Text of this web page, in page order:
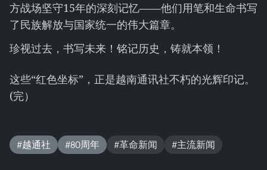
方战场坚守15年的深刻记忆——他们用笔和生命书写
了民族解放与国家统一的伟大篇章。
珍视过去，书写未来！铭记历史，铸就本领！
这些“红色坐标”，正是越南通讯社不朽的光辉印记。
(完）
#越通社 #80周年 #革命新闻 #主流新闻